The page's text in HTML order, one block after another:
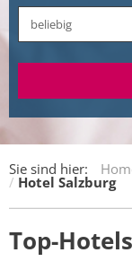
Sie sind hier:
Hotel Salzburg
Top-